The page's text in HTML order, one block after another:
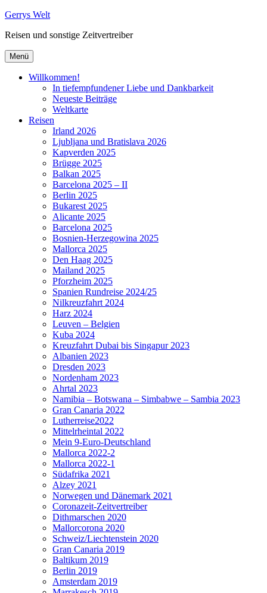
Zum
springen
Gerrys Welt
Reisen und sonstige Zeitvertreiber
Menü
Willkommen!
In tiefempfundener Liebe und Dankbarkeit
Neueste Beiträge
Weltkarte
Reisen
Irland 2026
Ljubljana und Bratislava 2026
Kapverden 2025
Brügge 2025
Balkan 2025
Barcelona 2025 – II
Berlin 2025
Bukarest 2025
Alicante 2025
Barcelona 2025
Bosnien-Herzegowina 2025
Mallorca 2025
Den Haag 2025
Mailand 2025
Pforzheim 2025
Spanien Rundreise 2024/25
Nilkreuzfahrt 2024
Harz 2024
Leuven – Belgien
Kuba 2024
Kreuzfahrt Dubai bis Singapur 2023
Albanien 2023
Dresden 2023
Nordenham 2023
Ahrtal 2023
Namibia – Botswana – Simbabwe – Sambia 2023
Gran Canaria 2022
Lutherreise2022
Mittelrheintal 2022
Mein 9-Euro-Deutschland
Mallorca 2022-2
Mallorca 2022-1
Südafrika 2021
Alzey 2021
Norwegen und Dänemark 2021
Coronazeit-Zeitvertreiber
Dithmarschen 2020
Mallorcorona 2020
Schweiz/Liechtenstein 2020
Gran Canaria 2019
Baltikum 2019
Berlin 2019
Amsterdam 2019